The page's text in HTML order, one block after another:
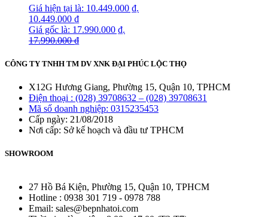
17.990.000₫
Giá gốc là: 17.990.000 ₫.
10.449.000 ₫
Giá hiện tại là: 10.449.000 ₫.
CÔNG TY TNHH TM DV XNK ĐẠI PHÚC LỘC THỌ
X12G Hương Giang, Phường 15, Quận 10, TPHCM
Điện thoại : (028) 39708632 – (028) 39708631
Mã số doanh nghiệp: 0315235453
Cấp ngày: 21/08/2018
Nơi cấp: Sở kế hoạch và đầu tư TPHCM
SHOWROOM
27 Hồ Bá Kiện, Phường 15, Quận 10, TPHCM
Hotline : 0938 301 719 - 0978 788
Email: sales@bepnhatoi.com